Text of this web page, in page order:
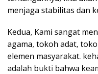
menjaga stabilitas dan
Kedua, Kami sangat
agama, tokoh adat,
elemen masyarakat.
adalah bukti bahwa